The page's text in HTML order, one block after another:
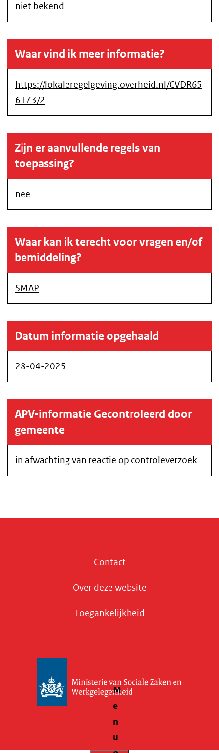
M
e
n
u
niet bekend
Waar vind ik meer informatie?
https://lokaleregelgeving.overheid.nl/CVDR65
6173/2
Zijn er aanvullende regels van
toepassing?
nee
Waar kan ik terecht voor vragen en/of
bemiddeling?
SMAP
Datum informatie opgehaald
28-04-2025
APV-informatie Gecontroleerd door
gemeente
in afwachting van reactie op controleverzoek
Contact
Over deze website
Toegankelijkheid